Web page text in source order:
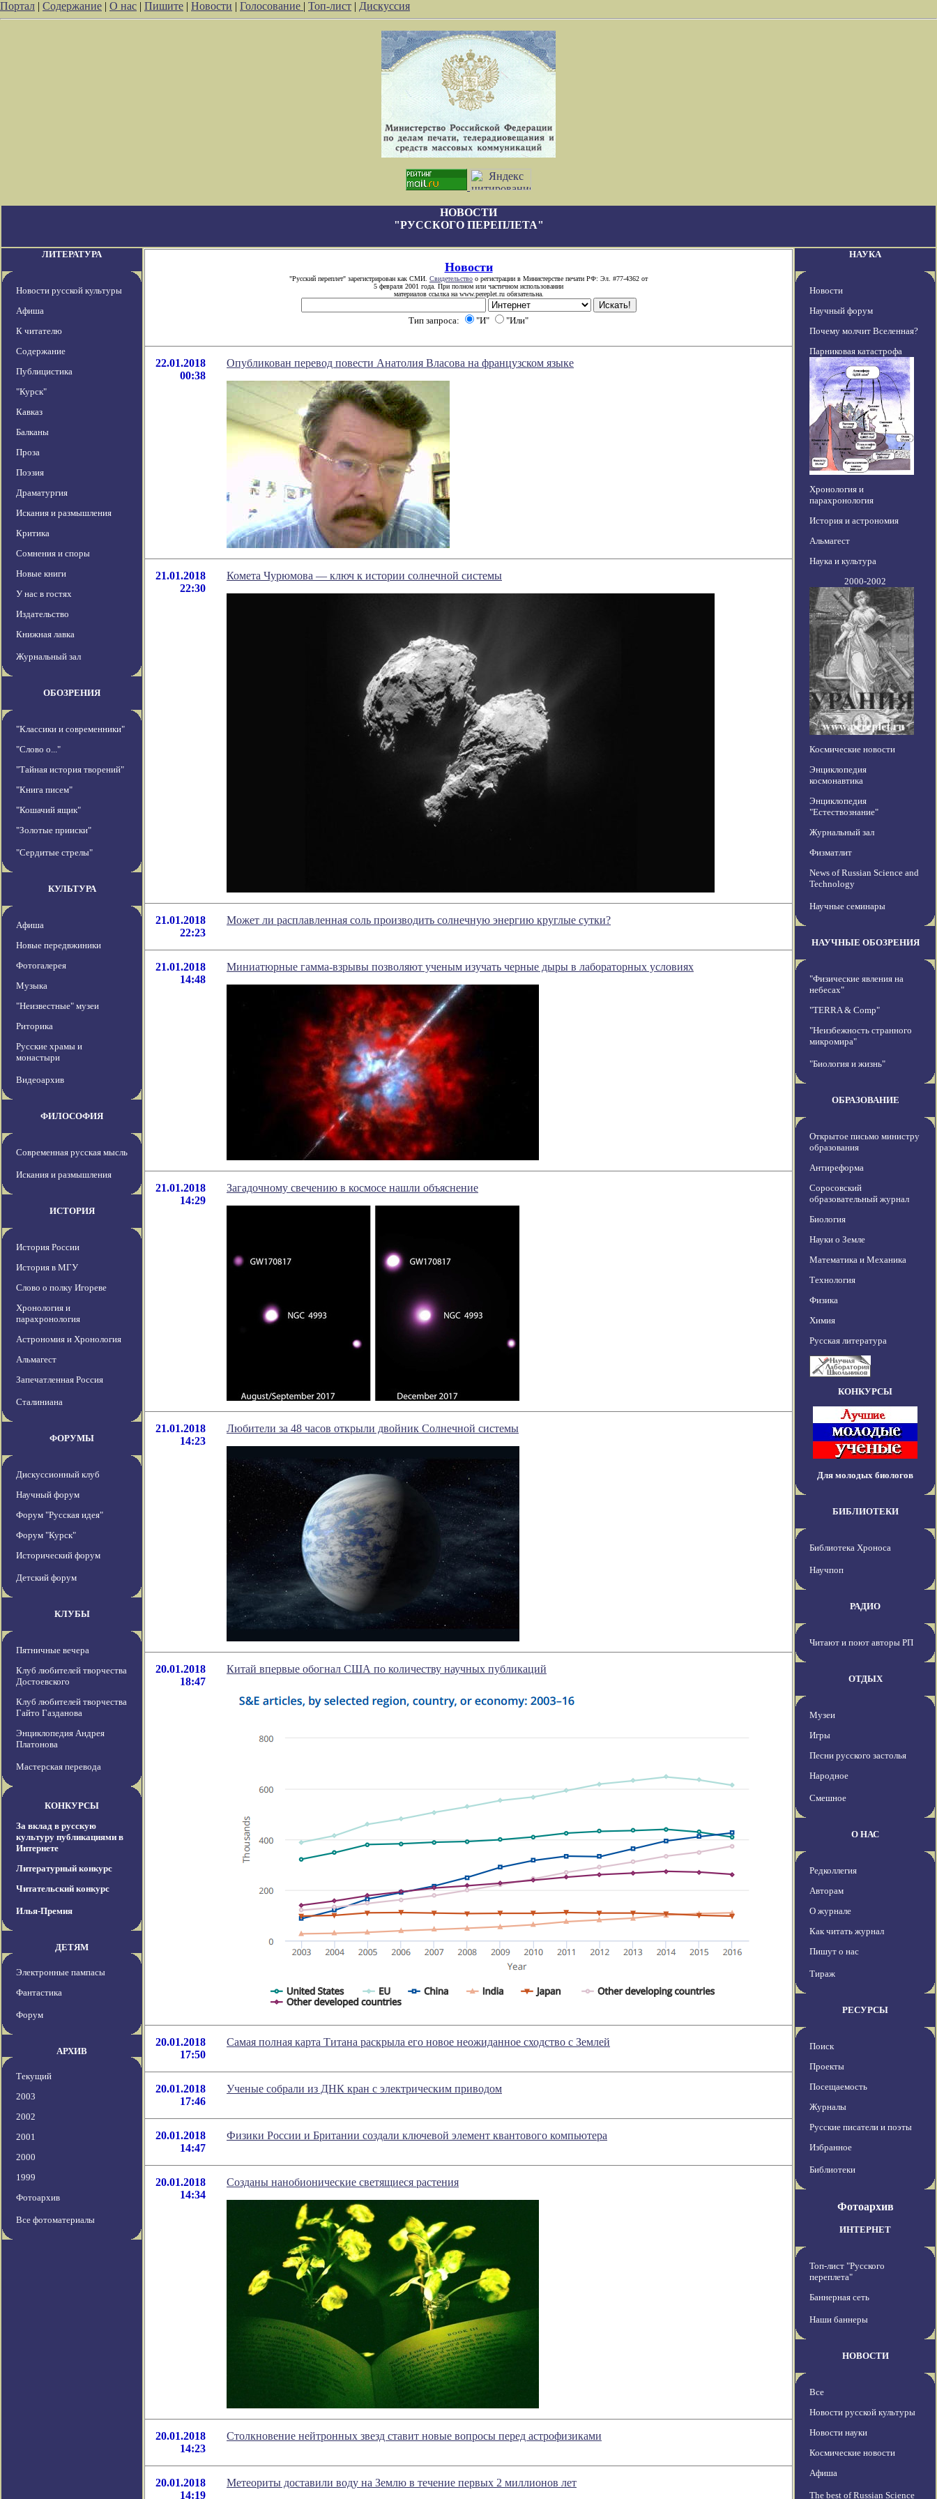
Портал | Содержание | О нас | Пишите | Новости | Голосование | Топ-лист | Дискуссия
НОВОСТИ
"РУССКОГО ПЕРЕПЛЕТА"
ЛИТЕРАТУРА
Новости русской культуры
Афиша
К читателю
Содержание
Публицистика
"Курск"
Кавказ
Балканы
Проза
Поэзия
Драматургия
Искания и размышления
Критика
Сомнения и споры
Новые книги
У нас в гостях
Издательство
Книжная лавка
Журнальный зал
ОБОЗРЕНИЯ
"Классики и современники"
"Слово о..."
"Тайная история творений"
"Книга писем"
"Кошачий ящик"
"Золотые прииски"
"Сердитые стрелы"
КУЛЬТУРА
Афиша
Новые передвжиники
Фотогалерея
Музыка
"Неизвестные" музеи
Риторика
Русские храмы и
монастыри
Видеоархив
ФИЛОСОФИЯ
Современная русская мысль
Искания и размышления
ИСТОРИЯ
История России
История в МГУ
Слово о полку Игореве
Хронология и
парахронология
Астрономия и Хронология
Альмагест
Запечатленная Россия
Сталиниана
ФОРУМЫ
Дискуссионный клуб
Научный форум
Форум "Русская идея"
Форум "Курск"
Исторический форум
Детский форум
КЛУБЫ
Пятничные вечера
Клуб любителей творчества
Достоевского
Клуб любителей творчества
Гайто Газданова
Энциклопедия Андрея
Платонова
Мастерская перевода
КОНКУРСЫ
За вклад в русскую
культуру публикациями в
Интернете
Литературный конкурс
Читательский конкурс
Илья-Премия
ДЕТЯМ
Электронные пампасы
Фантастика
Форум
АРХИВ
Текущий
2003
2002
2001
2000
1999
Фотоархив
Все фотоматериалы
Новости
"Русский переплет" зарегистрирован как СМИ. Свидетельство о регистрации в Министерстве печати РФ: Эл. #77-4362 от
5 февраля 2001 года. При полном или частичном использовании
материалов ссылка на www.pereplet.ru обязательна.
Тип запроса: "И" "Или"
22.01.2018
00:38
Опубликован перевод повести Анатолия Власова на французском языке
21.01.2018
22:30
Комета Чурюмова — ключ к истории солнечной системы
21.01.2018
22:23
Может ли расплавленная соль производить солнечную энергию круглые сутки?
21.01.2018
14:48
Миниатюрные гамма-взрывы позволяют ученым изучать черные дыры в лабораторных условиях
21.01.2018
14:29
Загадочному свечению в космосе нашли объяснение
21.01.2018
14:23
Любители за 48 часов открыли двойник Солнечной системы
20.01.2018
18:47
Китай впервые обогнал США по количеству научных публикаций
20.01.2018
17:50
Самая полная карта Титана раскрыла его новое неожиданное сходство с Землей
20.01.2018
17:46
Ученые собрали из ДНК кран с электрическим приводом
20.01.2018
14:47
Физики России и Британии создали ключевой элемент квантового компьютера
20.01.2018
14:34
Созданы нанобионические светящиеся растения
20.01.2018
14:23
Столкновение нейтронных звезд ставит новые вопросы перед астрофизиками
20.01.2018
14:19
Метеориты доставили воду на Землю в течение первых 2 миллионов лет
НАУКА
Новости
Научный форум
Почему молчит Вселенная?
Парниковая катастрофа
Хронология и
парахронология
История и астрономия
Альмагест
Наука и культура
2000-2002
Космические новости
Энциклопедия
космонавтика
Энциклопедия
"Естествознание"
Журнальный зал
Физматлит
News of Russian Science and
Technology
Научные семинары
НАУЧНЫЕ ОБОЗРЕНИЯ
"Физические явления на
небесах"
"TERRA & Comp"
"Неизбежность странного
микромира"
"Биология и жизнь"
ОБРАЗОВАНИЕ
Открытое письмо министру
образования
Антиреформа
Соросовский
образовательный журнал
Биология
Науки о Земле
Математика и Механика
Технология
Физика
Химия
Русская литература
КОНКУРСЫ
Для молодых биологов
БИБЛИОТЕКИ
Библиотека Хроноса
Научпоп
РАДИО
Читают и поют авторы РП
ОТДЫХ
Музеи
Игры
Песни русского застолья
Народное
Смешное
О НАС
Редколлегия
Авторам
О журнале
Как читать журнал
Пишут о нас
Тираж
РЕСУРСЫ
Поиск
Проекты
Посещаемость
Журналы
Русские писатели и поэты
Избранное
Библиотеки
Фотоархив
ИНТЕРНЕТ
Топ-лист "Русского
переплета"
Баннерная сеть
Наши баннеры
НОВОСТИ
Все
Новости русской культуры
Новости науки
Космические новости
Афиша
The best of Russian Science